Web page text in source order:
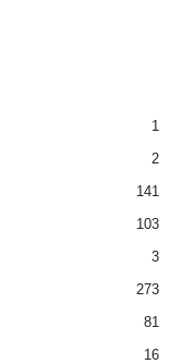
1
2
141
103
3
273
81
16